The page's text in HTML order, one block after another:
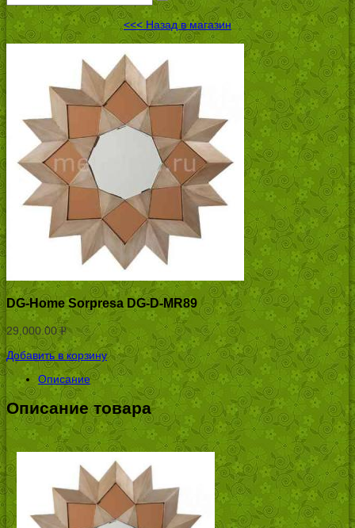
<<< Назад в магазин
DG-Home Sorpresa DG-D-MR89
29,000.00Р
УБ.
Добавить в корзину
Описание
Описание товара